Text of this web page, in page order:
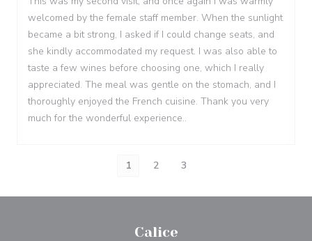
welcomed by the female staff member. When the sunlight
became a bit strong, I asked if I could change seats, and
she kindly accommodated my request. I was also able to
taste a few wines before choosing one, which I really
appreciated. The meal was gentle on the stomach, and I
thoroughly enjoyed the French cuisine. Thank you very
much for the wonderful experience..
1 2 3
Calice